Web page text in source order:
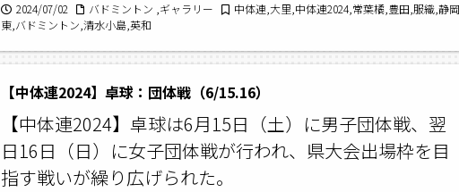
2024/07/02 バドミントン ,ギャラリー
中体連,大里,中体連2024,常葉橘,豊田,服織,静岡
東,バドミントン,清水小島,英和
【中体連2024】卓球：団体戦（6/15.16）
【中体連2024】卓球は6月15日（土）に男子団体戦、翌
日16日（日）に女子団体戦が行われ、県大会出場枠を目
指す戦いが繰り広げられた。